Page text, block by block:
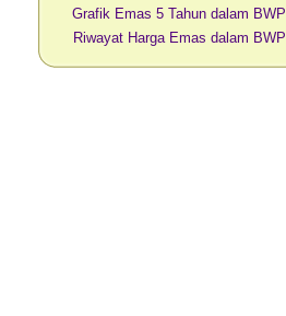
Grafik Emas 5 Tahun dalam BWP
Riwayat Harga Emas dalam BWP